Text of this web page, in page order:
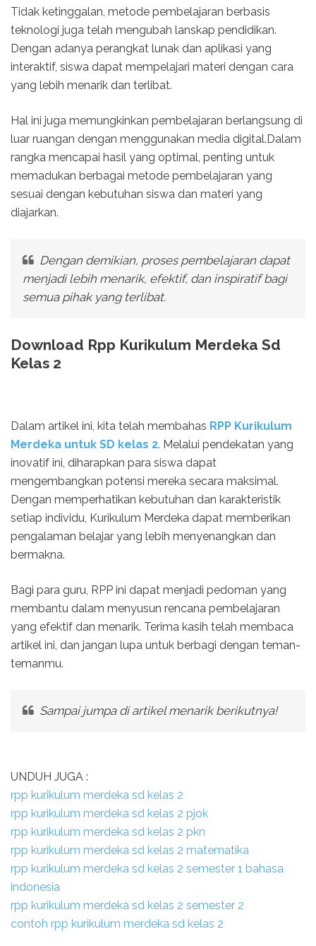
Tidak ketinggalan, metode pembelajaran berbasis
teknologi juga telah mengubah lanskap pendidikan.
Dengan adanya perangkat lunak dan aplikasi yang
interaktif, siswa dapat mempelajari materi dengan cara
yang lebih menarik dan terlibat.
Hal ini juga memungkinkan pembelajaran berlangsung di
luar ruangan dengan menggunakan media digital.Dalam
rangka mencapai hasil yang optimal, penting untuk
memadukan berbagai metode pembelajaran yang
sesuai dengan kebutuhan siswa dan materi yang
diajarkan.
Dengan demikian, proses pembelajaran dapat
menjadi lebih menarik, efektif, dan inspiratif bagi
semua pihak yang terlibat.
Download Rpp Kurikulum Merdeka Sd
Kelas 2
Dalam artikel ini, kita telah membahas RPP Kurikulum
Merdeka untuk SD kelas 2. Melalui pendekatan yang
inovatif ini, diharapkan para siswa dapat
mengembangkan potensi mereka secara maksimal.
Dengan memperhatikan kebutuhan dan karakteristik
setiap individu, Kurikulum Merdeka dapat memberikan
pengalaman belajar yang lebih menyenangkan dan
bermakna.
Bagi para guru, RPP ini dapat menjadi pedoman yang
membantu dalam menyusun rencana pembelajaran
yang efektif dan menarik. Terima kasih telah membaca
artikel ini, dan jangan lupa untuk berbagi dengan teman-
temanmu.
Sampai jumpa di artikel menarik berikutnya!
UNDUH JUGA :
rpp kurikulum merdeka sd kelas 2
rpp kurikulum merdeka sd kelas 2 pjok
rpp kurikulum merdeka sd kelas 2 pkn
rpp kurikulum merdeka sd kelas 2 matematika
rpp kurikulum merdeka sd kelas 2 semester 1 bahasa
indonesia
rpp kurikulum merdeka sd kelas 2 semester 2
contoh rpp kurikulum merdeka sd kelas 2